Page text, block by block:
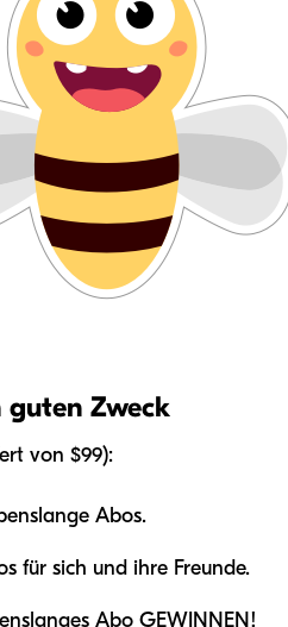
guten Zweck
von $99):
Abos.
für sich und ihre Freunde.
Abo GEWINNEN!